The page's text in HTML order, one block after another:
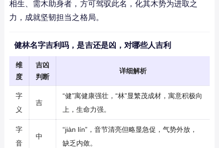
相生、需木助身者，方可驾驭此名，化其木势为进取之
力，成就坚韧担当之格局。
健林名字吉利吗，是吉还是凶，对哪些人吉利
维
度
吉凶
判断
详细解析
字
义
吉
“健”寓健康强壮，“林”显繁茂成材，寓意积极向
上，生命力强。
字
音
中
“jiàn lín”，音节清亮但略显急促，气势外放，
缺乏内敛。